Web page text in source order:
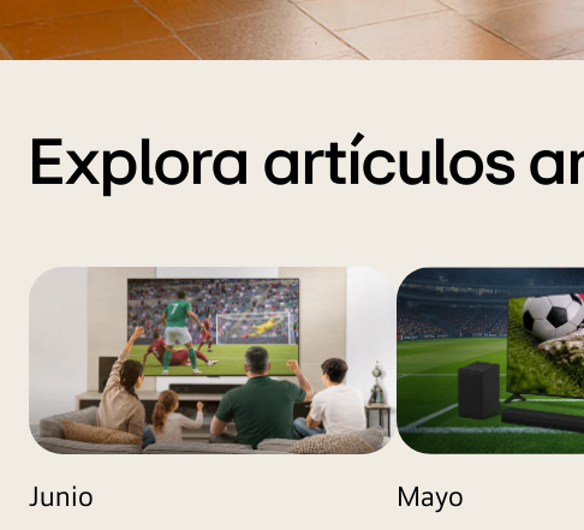
estilo
muestra
electrodomésticos
*Este
Explora artículos
Junio
Mayo